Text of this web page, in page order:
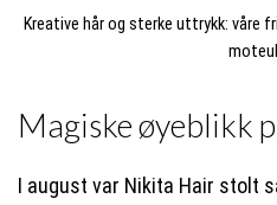
Kreative hår og sterke uttrykk: våre
Magiske øyeblikk
I august var Nikita Hair stolt